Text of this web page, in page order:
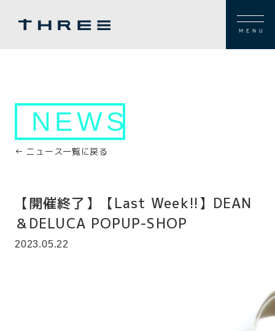
MENU
NEWS
← ニュース一覧に戻る
【開催終了】【Last Week!!】DEAN
＆DELUCA POPUP-SHOP
2023.05.22